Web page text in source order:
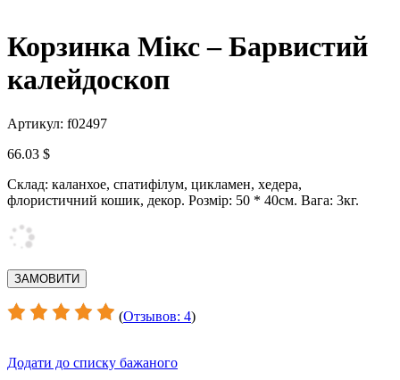
Корзинка Мікс – Барвистий
калейдоскоп
Артикул: f02497
66.03 $
Склад: каланхое, спатифілум, цикламен, хедера,
флористичний кошик, декор. Розмір: 50 * 40см. Вага: 3кг.
(Отзывов: 4)
Додати до списку бажаного